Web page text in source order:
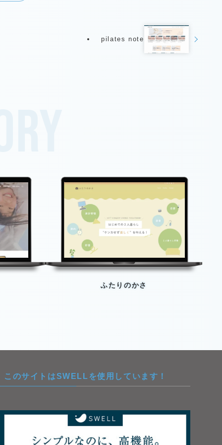
pilates note
ふたりのかさ
このサイトはSWELLを使用しています！